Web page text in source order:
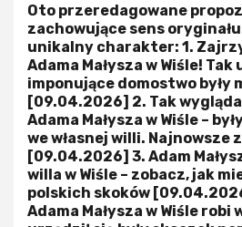
Oto przeredagowane
zachowujące sens
unikalny charakter: 1.
Adama Małysza w Wiśle! Tak
imponujące domostwo były
[09.04.2026] 2. Tak
Adama Małysza w Wiśle –
we własnej willi. Najnowsze
[09.04.2026] 3. Adam
willa w Wiśle – zobacz, jak
polskich skoków
Adama Małysza w Wiśle robi